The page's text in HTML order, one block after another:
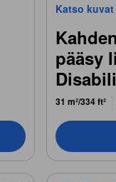
Katso
pääsy
31 m²/334 ft²